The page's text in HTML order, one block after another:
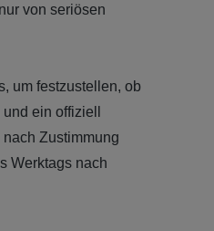
von seriösen
um festzustellen, ob
ein offiziell
Zustimmung
Werktags nach